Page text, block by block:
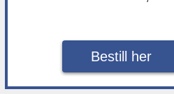
Bestill her